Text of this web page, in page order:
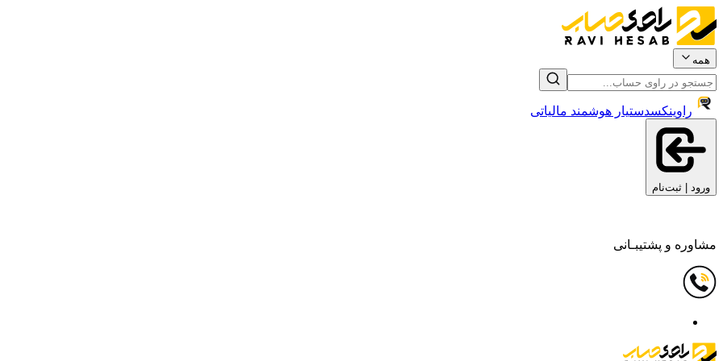
همه
راوینکسدستیار هوشمند مالیاتی
ورود | ثبت‌نام
مشاوره و پشتیبـانی